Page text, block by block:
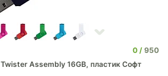
0
950
Assembly 16GB, пластик Софт